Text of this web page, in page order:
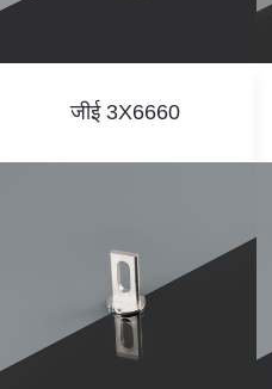
जीई 3X6660